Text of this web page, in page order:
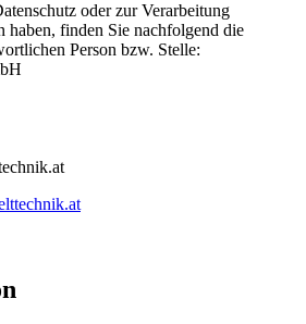
oder zur Verarbeitung
haben, finden Sie nachfolgend die
Person bzw. Stelle: